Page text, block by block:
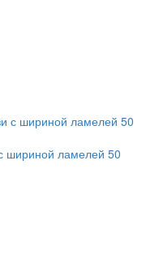
шириной ламелей 50